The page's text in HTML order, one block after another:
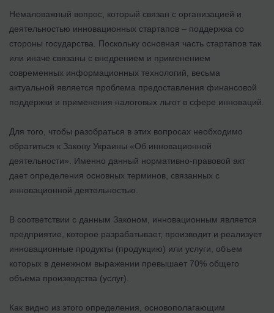
Немаловажный вопрос, который связан с организацией и
деятельностью инновационных стартапов – поддержка со
стороны государства. Поскольку основная часть стартапов так
или иначе связаны с внедрением и применением
современных информационных технологий, весьма
актуальной является проблема предоставления финансовой
поддержки и применения налоговых льгот в сфере инноваций.
Для того, чтобы разобраться в этих вопросах необходимо
обратиться к Закону Украины «Об инновационной
деятельности». Именно данный нормативно-правовой акт
дает определения основных терминов, связанных с
инновационной деятельностью.
В соответствии с данным Законом, инновационным является
предприятие, которое разрабатывает, производит и реализует
инновационные продукты (продукцию) или услуги, объем
которых в денежном выражении превышает 70% общего
объема производства (услуг).
Как видно из этого определения, основополагающим